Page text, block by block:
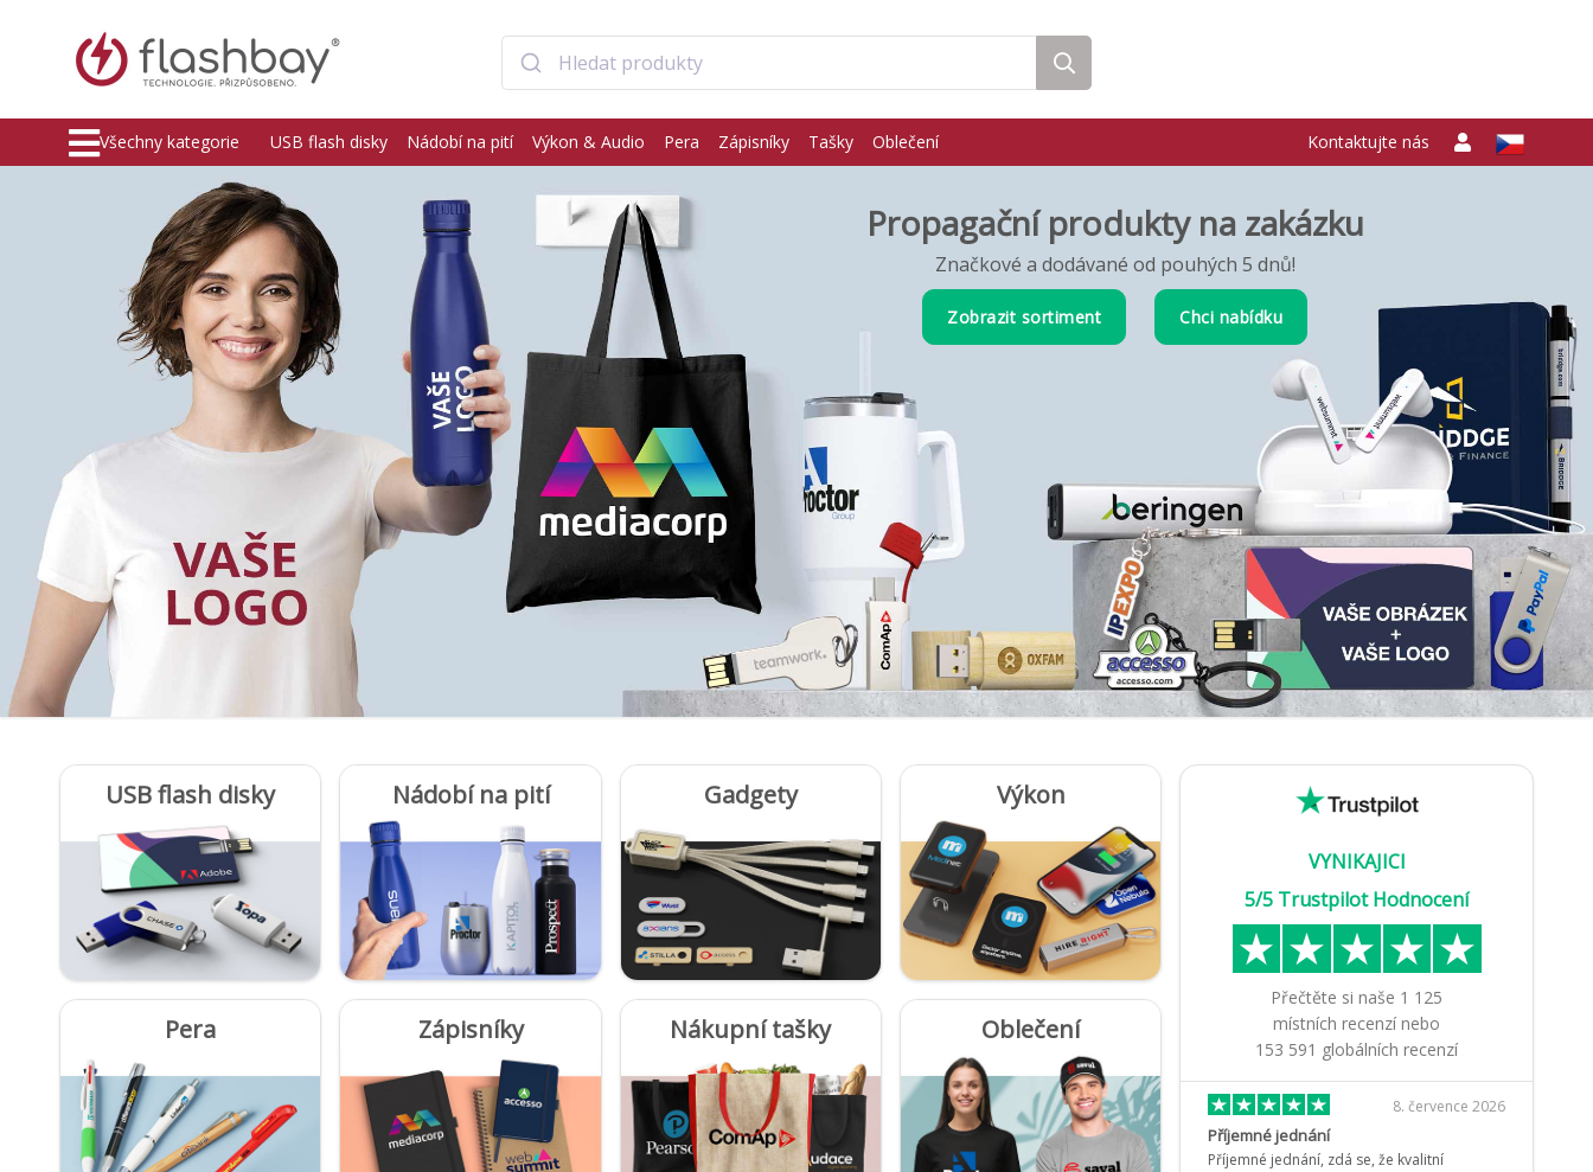
Všechny kategorie USB flash disky Nádobí na pití Výkon & Audio Pera Zápisníky Tašky Oblečení Kontaktujte nás
Propagační produkty na zakázku
Značkové a dodávané od pouhých 5 dnů!
Zobrazit sortiment Chci nabídku
USB flash disky Nádobí na pití Gadgety Výkon
Pera Zápisníky Nákupní tašky Oblečení
VYNIKAJICI
5/5 Trustpilot Hodnocení
Přečtěte si naše 1 125
místních recenzí nebo
153 591 globálních recenzí
8. července 2026
Příjemné jednání
Příjemné jednání, zdá se, že kvalitní